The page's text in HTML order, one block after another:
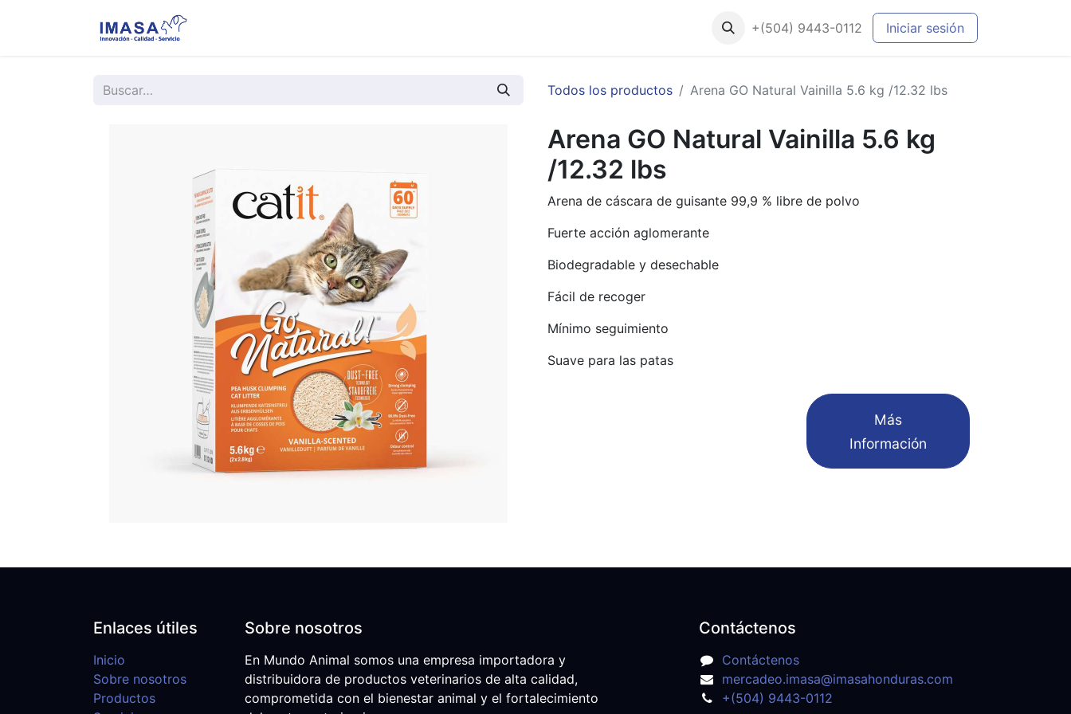
+(504) 9443-0112 Iniciar sesión
Todos los productos Arena GO Natural Vainilla 5.6 kg /12.32 lbs
Arena GO Natural Vainilla 5.6 kg
/12.32 lbs
Arena de cáscara de guisante 99,9 % libre de polvo
Fuerte acción aglomerante
Biodegradable y desechable
Fácil de recoger
Mínimo seguimiento
Suave para las patas
​Más
Información
Enlaces útiles
Inicio
Sobre nosotros
Productos
Sobre nosotros
En Mundo Animal somos una empresa importadora y
distribuidora de productos veterinarios de alta calidad,
comprometida con el bienestar animal y el fortalecimiento
Contáctenos
Contáctenos
mercadeo.imasa@imasahonduras.com
+(504) 9443-0112